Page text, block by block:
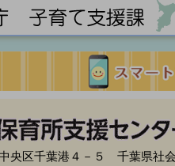
央区千葉港４－５ 千葉県社